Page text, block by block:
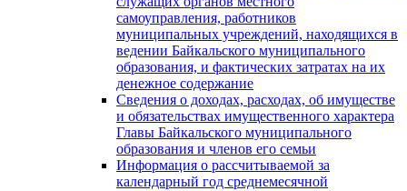
самоуправления, работников
муниципальных учреждений, находящихся в
ведении Байкальского муниципального
образования, и фактических затратах на их
денежное содержание
Сведения о доходах, расходах, об имуществе
и обязательствах имущественного характера
Главы Байкальского муниципального
образования и членов его семьи
Информация о рассчитываемой за
календарный год среднемесячной